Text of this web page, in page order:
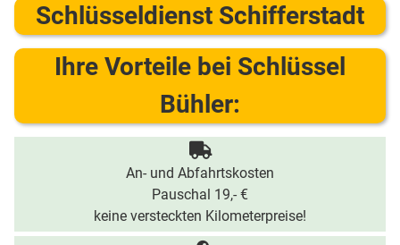
Schlüsseldienst Schifferstadt
Ihre Vorteile bei Schlüssel
Bühler:
An- und Abfahrtskosten
Pauschal 19,- €
keine versteckten Kilometerpreise!